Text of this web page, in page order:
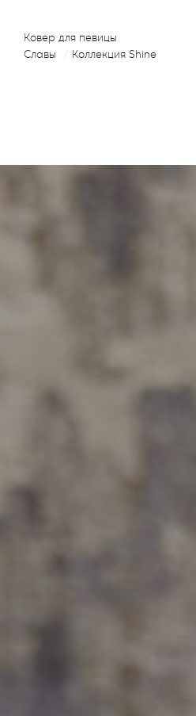
Ковер для певицы
Славы
Коллекция Shine